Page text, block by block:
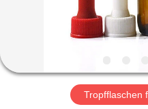
VIDEOS
VR-
SHOW
Tropfflaschen